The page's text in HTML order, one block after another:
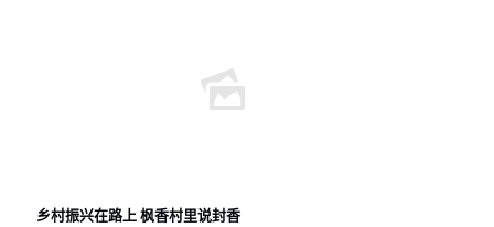
乡村振兴在路上 枫香村里说封香